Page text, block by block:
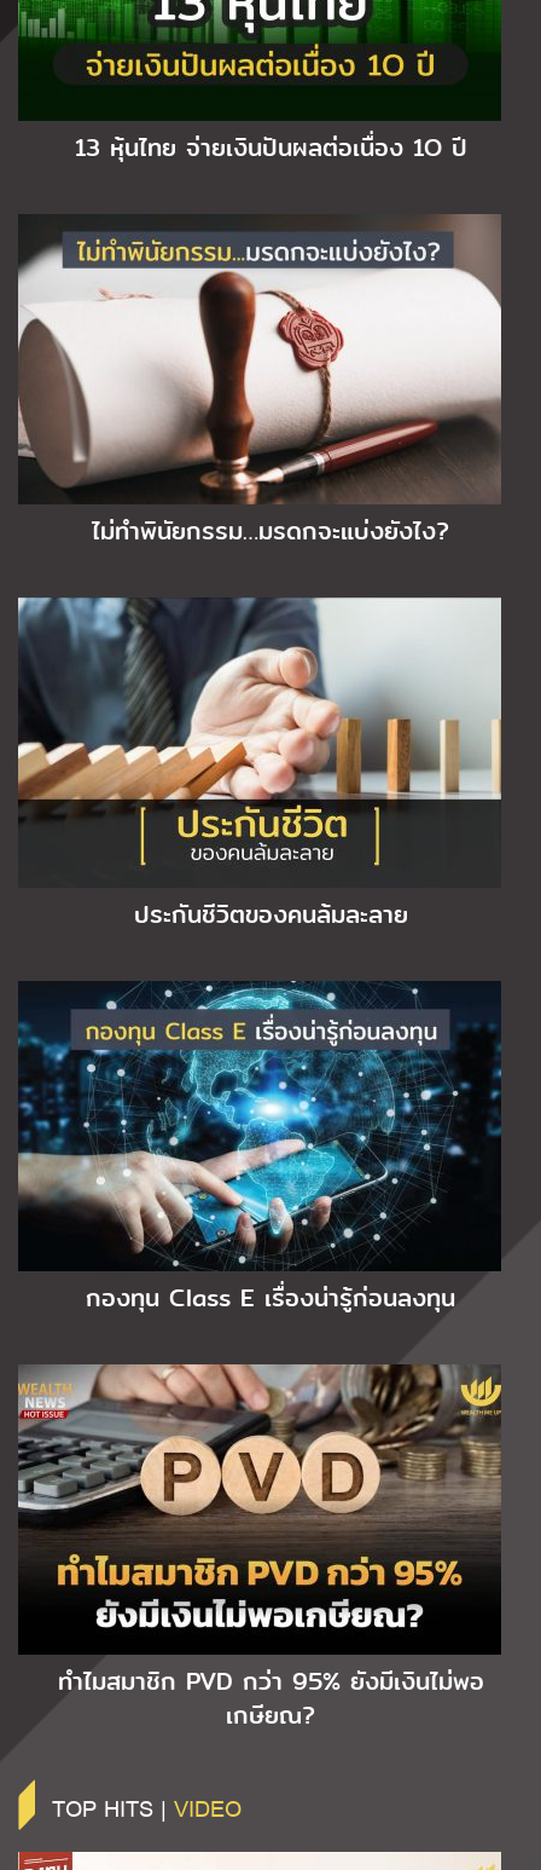
13 หุ้นไทย จ่ายเงินปันผลต่อเนื่อง 1O ปี
ไม่ทำพินัยกรรม…มรดกจะแบ่งยังไง?
ประกันชีวิตของคนล้มละลาย
กองทุน Class E เรื่องน่ารู้ก่อนลงทุน
ทำไมสมาชิก PVD กว่า 95% ยังมีเงินไม่พอ
เกษียณ?
TOP HITS | VIDEO